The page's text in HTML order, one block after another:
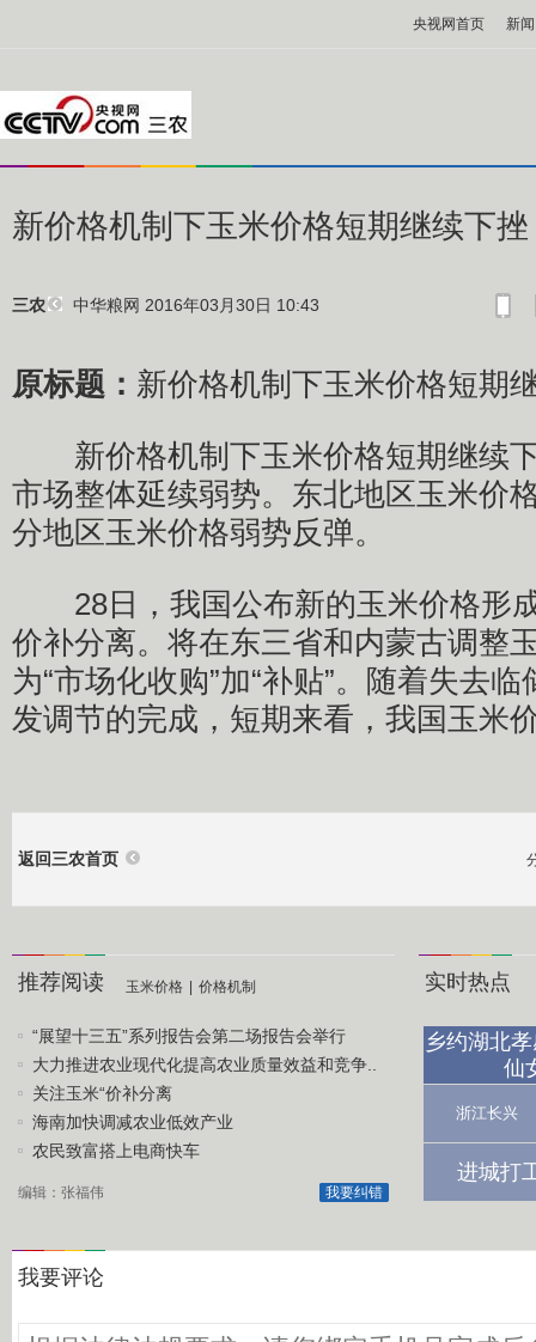
央视网首页 新闻
新价格机制下玉米价格短期继续下挫
三农 中华粮网 2016年03月30日 10:43
原标题： 新价格机制下玉米价格短期
新价格机制下玉米价格短期继续
市场整体延续弱势。东北地区玉米价
分地区玉米价格弱势反弹。
28日，我国公布新的玉米价格形
价补分离。将在东三省和内蒙古调整
为“市场化收购”加“补贴”。随着失去
发调节的完成，短期来看，我国玉米
返回三农首页
推荐阅读 玉米价格 价格机制
“展望十三五”系列报告会第二场报告会举行
大力推进农业现代化提高农业质量效益和竞争..
关注玉米“价补分离
海南加快调减农业低效产业
农民致富搭上电商快车
我要纠错
编辑：张福伟
实时热点
乡约湖北
仙
浙江长兴
进城打